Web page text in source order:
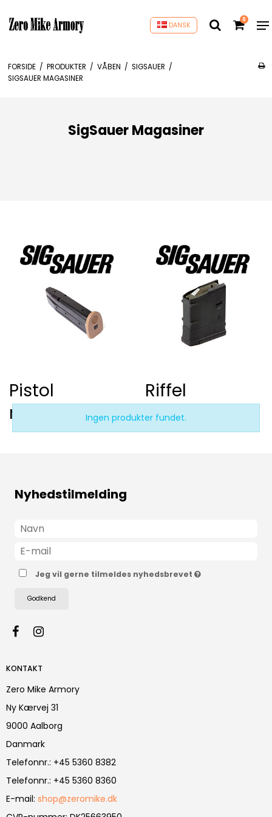
DANSK
0
FORSIDE / PRODUKTER / VÅBEN / SIGSAUER /
SIGSAUER MAGASINER
SigSauer Magasiner
Pistol
magasiner
Riffel
magasiner
Ingen produkter fundet.
Nyhedstilmelding
Jeg vil gerne tilmeldes nyhedsbrevet
Godkend
KONTAKT
Zero Mike Armory
Ny Kærvej 31
9000 Aalborg
Danmark
Telefonnr.: +45 5360 8382
Telefonnr.: +45 5360 8360
E-mail: shop@zeromike.dk